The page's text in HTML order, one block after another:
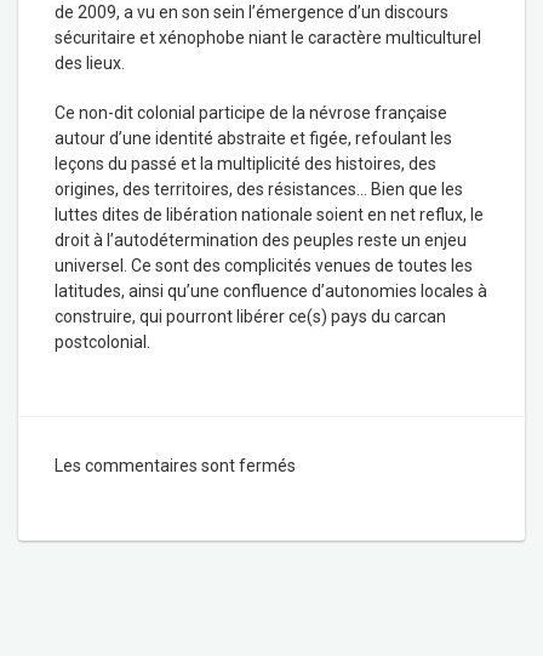
de 2009, a vu en son sein l’émergence d’un discours
sécuritaire et xénophobe niant le caractère multiculturel
des lieux.
Ce non-dit colonial participe de la névrose française
autour d’une identité abstraite et figée, refoulant les
leçons du passé et la multiplicité des histoires, des
origines, des territoires, des résistances… Bien que les
luttes dites de libération nationale soient en net reflux, le
droit à l’autodétermination des peuples reste un enjeu
universel. Ce sont des complicités venues de toutes les
latitudes, ainsi qu’une confluence d’autonomies locales à
construire, qui pourront libérer ce(s) pays du carcan
postcolonial.
Les commentaires sont fermés